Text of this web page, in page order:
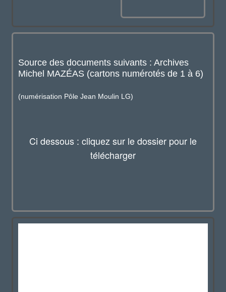
Source des documents suivants : Archives
Michel MAZÉAS (cartons numérotés de 1 à 6)
(numérisation Pôle Jean Moulin LG)
Ci dessous : cliquez sur le dossier pour le
télécharger